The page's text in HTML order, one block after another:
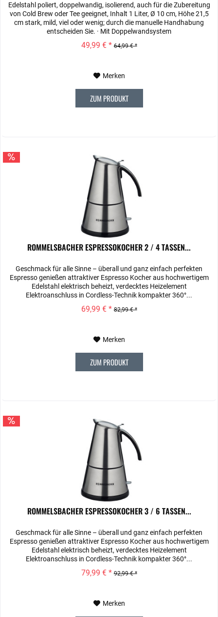
Edelstahl poliert, doppelwandig, isolierend, auch für die Zubereitung
von Cold Brew oder Tee geeignet, Inhalt 1 Liter, Ø 10 cm, Höhe 21,5
cm stark, mild, viel oder wenig; durch die manuelle Handhabung
entscheiden Sie. · Mit Doppelwandsystem
49,99 € * 64,99 € *
Merken
ZUM PRODUKT
ROMMELSBACHER ESPRESSOKOCHER 2 / 4 TASSEN...
Geschmack für alle Sinne – überall und ganz einfach perfekten
Espresso genießen attraktiver Espresso Kocher aus hochwertigem
Edelstahl elektrisch beheizt, verdecktes Heizelement
Elektroanschluss in Cordless-Technik kompakter 360°...
69,99 € * 82,99 € *
Merken
ZUM PRODUKT
ROMMELSBACHER ESPRESSOKOCHER 3 / 6 TASSEN...
Geschmack für alle Sinne – überall und ganz einfach perfekten
Espresso genießen attraktiver Espresso Kocher aus hochwertigem
Edelstahl elektrisch beheizt, verdecktes Heizelement
Elektroanschluss in Cordless-Technik kompakter 360°...
79,99 € * 92,99 € *
Merken